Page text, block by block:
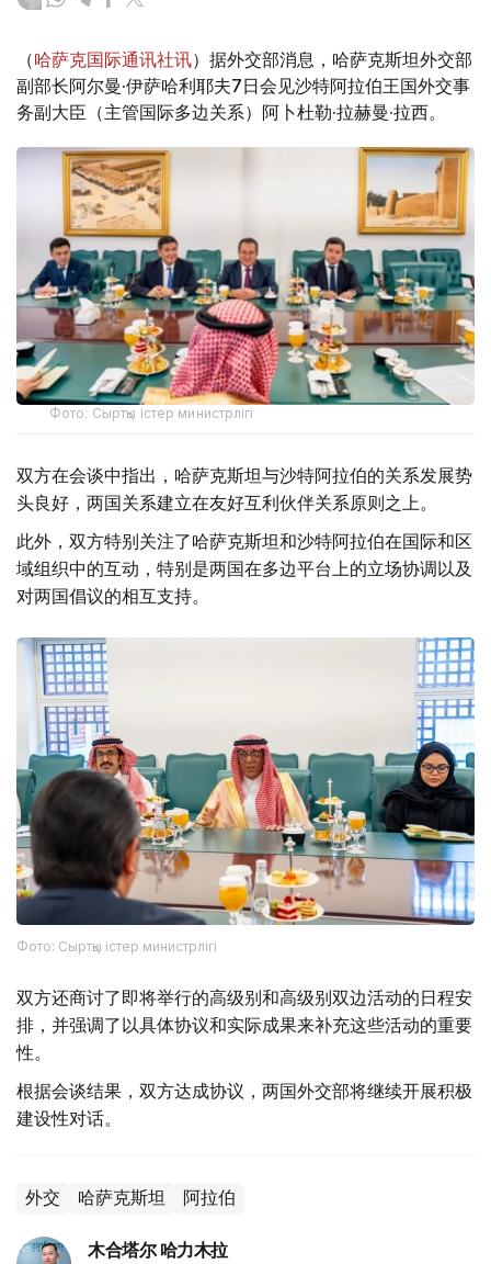
（哈萨克国际通讯社讯）据外交部消息，哈萨克斯坦外交部
副部长阿尔曼·伊萨哈利耶夫7日会见沙特阿拉伯王国外交事
务副大臣（主管国际多边关系）阿卜杜勒·拉赫曼·拉西。
Фото: Сыртқы істер министрлігі
双方在会谈中指出，哈萨克斯坦与沙特阿拉伯的关系发展势
头良好，两国关系建立在友好互利伙伴关系原则之上。
此外，双方特别关注了哈萨克斯坦和沙特阿拉伯在国际和区
域组织中的互动，特别是两国在多边平台上的立场协调以及
对两国倡议的相互支持。
Фото: Сыртқы істер министрлігі
双方还商讨了即将举行的高级别和高级别双边活动的日程安
排，并强调了以具体协议和实际成果来补充这些活动的重要
性。
根据会谈结果，双方达成协议，两国外交部将继续开展积极
建设性对话。
外交 哈萨克斯坦 阿拉伯
木合塔尔 哈力木拉